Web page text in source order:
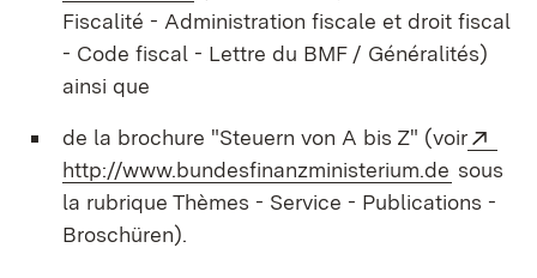
Fiscalité - Administration fiscale et droit fiscal
- Code fiscal - Lettre du BMF / Généralités)
ainsi que
de la brochure "Steuern von A bis Z" (voir
http://www.bundesfinanzministerium.de sous
la rubrique Thèmes - Service - Publications -
Broschüren).